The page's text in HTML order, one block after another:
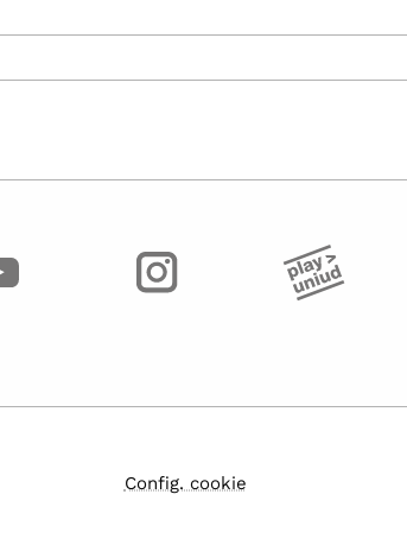
Config. cookie